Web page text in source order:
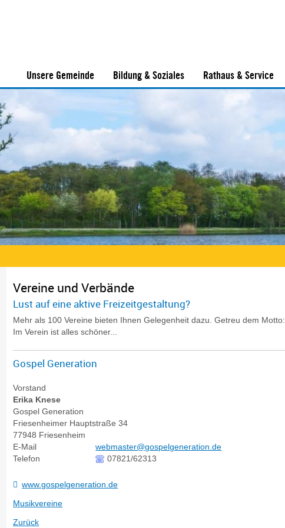
Unsere Gemeinde Bildung & Soziales Rathaus & Service
Vereine und Verbände
Lust auf eine aktive Freizeitgestaltung?
Mehr als 100 Vereine bieten Ihnen Gelegenheit dazu. Getreu dem Motto:
Im Verein ist alles schöner...
Gospel Generation
Vorstand
Erika Knese
Gospel Generation
Friesenheimer Hauptstraße 34
77948 Friesenheim
E-Mail
webmaster@gospelgeneration.de
Telefon
07821/62313
www.gospelgeneration.de
Musikvereine
Zurück